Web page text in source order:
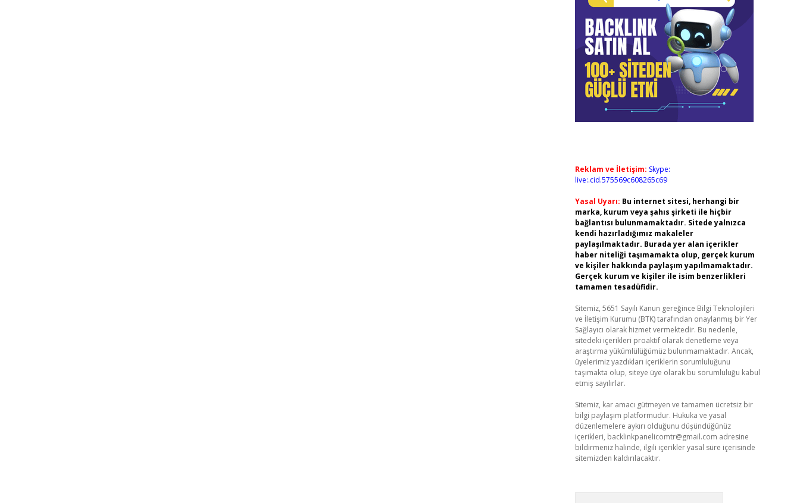
Reklam ve İletişim: Skype:
live:.cid.575569c608265c69
Yasal Uyarı: Bu internet sitesi, herhangi bir
marka, kurum veya şahıs şirketi ile hiçbir
bağlantısı bulunmamaktadır. Sitede yalnızca
kendi hazırladığımız makaleler
paylaşılmaktadır. Burada yer alan içerikler
haber niteliği taşımamakta olup, gerçek kurum
ve kişiler hakkında paylaşım yapılmamaktadır.
Gerçek kurum ve kişiler ile isim benzerlikleri
tamamen tesadüfidir.
Sitemiz, 5651 Sayılı Kanun gereğince Bilgi Teknolojileri
ve İletişim Kurumu (BTK) tarafından onaylanmış bir Yer
Sağlayıcı olarak hizmet vermektedir. Bu nedenle,
sitedeki içerikleri proaktif olarak denetleme veya
araştırma yükümlülüğümüz bulunmamaktadır. Ancak,
üyelerimiz yazdıkları içeriklerin sorumluluğunu
taşımakta olup, siteye üye olarak bu sorumluluğu kabul
etmiş sayılırlar.
Sitemiz, kar amacı gütmeyen ve tamamen ücretsiz bir
bilgi paylaşım platformudur. Hukuka ve yasal
düzenlemelere aykırı olduğunu düşündüğünüz
içerikleri, backlinkpanelicomtr@gmail.com adresine
bildirmeniz halinde, ilgili içerikler yasal süre içerisinde
sitemizden kaldırılacaktır.